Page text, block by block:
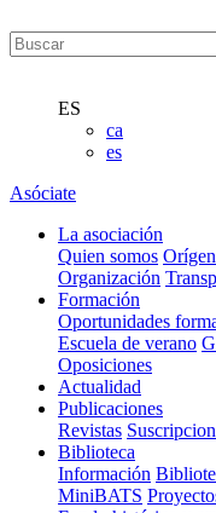
ES
ca
es
Asóciate
La asociación
Quien somos
Organización
Formación
Oportunidades
Escuela de verano
Oposiciones
Actualidad
Publicaciones
Revistas
Biblioteca
Información
MiniBATS